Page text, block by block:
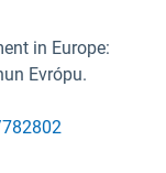
in Europe:
Evrópu.